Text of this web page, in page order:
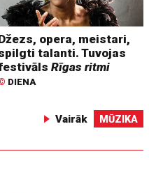
opera, meistari,
talanti. Tuvojas
Rīgas ritmi
DIENA
Vairāk MŪZIKA